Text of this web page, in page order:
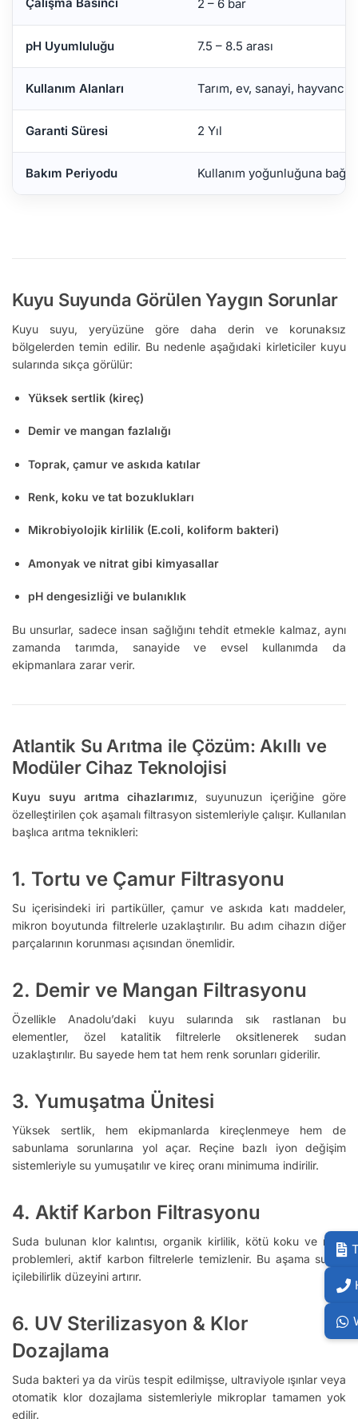
2 – 6 bar
pH Uyumluluğu 7.5 – 8.5 arası
Kullanım Alanları Tarım, ev, sanayi,
Garanti Süresi 2 Yıl
Bakım Periyodu Kullanım yoğunluğuna
Kuyu Suyunda Görülen Yaygın Sorunlar
Kuyu suyu, yeryüzüne göre daha derin ve korunaksız
bölgelerden temin edilir. Bu nedenle aşağıdaki kirleticiler kuyu
sularında sıkça görülür:
Yüksek sertlik (kireç)
Demir ve mangan fazlalığı
Toprak, çamur ve askıda katılar
Renk, koku ve tat bozuklukları
Mikrobiyolojik kirlilik (E.coli, koliform bakteri)
Amonyak ve nitrat gibi kimyasallar
pH dengesizliği ve bulanıklık
Bu unsurlar, sadece insan sağlığını tehdit etmekle kalmaz, aynı
zamanda tarımda, sanayide ve evsel kullanımda da
ekipmanlara zarar verir.
Atlantik Su Arıtma ile Çözüm: Akıllı ve
Modüler Cihaz Teknolojisi
Kuyu suyu arıtma cihazlarımız, suyunuzun içeriğine göre
özelleştirilen çok aşamalı filtrasyon sistemleriyle çalışır. Kullanılan
başlıca arıtma teknikleri:
1. Tortu ve Çamur Filtrasyonu
Su içerisindeki iri partiküller, çamur ve askıda katı maddeler,
mikron boyutunda filtrelerle uzaklaştırılır. Bu adım cihazın diğer
parçalarının korunması açısından önemlidir.
2. Demir ve Mangan Filtrasyonu
Özellikle Anadolu’daki kuyu sularında sık rastlanan bu
elementler, özel katalitik filtrelerle oksitlenerek sudan
uzaklaştırılır. Bu sayede hem tat hem renk sorunları giderilir.
3. Yumuşatma Ünitesi
Yüksek sertlik, hem ekipmanlarda kireçlenmeye hem de
sabunlama sorunlarına yol açar. Reçine bazlı iyon değişim
sistemleriyle su yumuşatılır ve kireç oranı minimuma indirilir.
4. Aktif Karbon Filtrasyonu
Suda bulunan klor kalıntısı, organik kirlilik, kötü koku ve renk
problemleri, aktif karbon filtrelerle temizlenir. Bu aşama suyun
içilebilirlik düzeyini artırır.
6. UV Sterilizasyon & Klor
Dozajlama
Suda bakteri ya da virüs tespit edilmişse, ultraviyole ışınlar veya
otomatik klor dozajlama sistemleriyle mikroplar tamamen yok
edilir.